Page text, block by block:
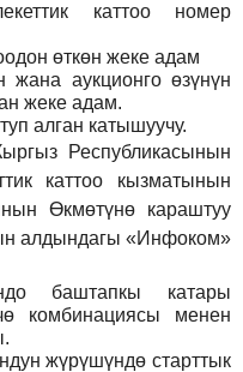
каттоо номер
өткөн жеке адам
жана аукционго өзүнүн
жеке адам.
алган катышуучу.
Республикасынын
каттоо кызматынын
Өкмөтүнө караштуу
алдындагы «Инфоком»
баштапкы катары
комбинациясы менен
жүрүшүндө старттык